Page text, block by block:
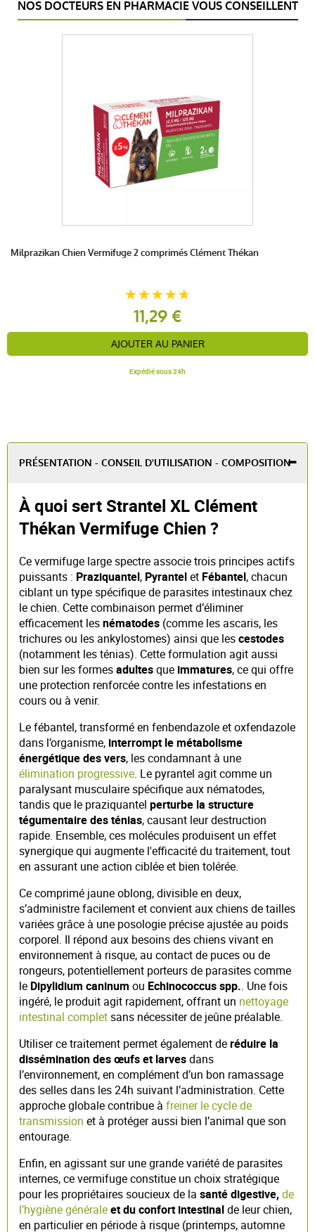
NOS DOCTEURS EN PHARMACIE VOUS CONSEILLENT
Milprazikan Chien Vermifuge 2 comprimés Clément Thékan
11,29 €
AJOUTER AU PANIER
Expédié sous 24h
PRÉSENTATION - CONSEIL D'UTILISATION - COMPOSITION
À quoi sert Strantel XL Clément
Thékan Vermifuge Chien ?
Ce vermifuge large spectre associe trois principes actifs
puissants : Praziquantel, Pyrantelet Fébantel, chacun
ciblant un type spécifique de parasites intestinaux chez
le chien. Cette combinaison permet d’éliminer
efficacement lesnématodes (comme les ascaris, les
trichures ou les ankylostomes) ainsi que lescestodes
(notamment les ténias). Cette formulation agit aussi
bien sur les formesadultesque immatures, ce qui offre
une protection renforcée contre les infestations en
cours ou à venir.
Le fébantel, transformé en fenbendazole et oxfendazole
dans l’organisme, interrompt le métabolisme
énergétique des vers, les condamnant à une
élimination progressive. Le pyrantel agit comme un
paralysant musculaire spécifique aux nématodes,
tandis que le praziquantel perturbe la structure
tégumentaire des ténias, causant leur destruction
rapide. Ensemble, ces molécules produisent un effet
synergique qui augmente l'efficacité du traitement, tout
en assurant une action ciblée et bien tolérée.
Ce comprimé jaune oblong, divisible en deux,
s’administre facilement et convient aux chiens de tailles
variées grâce à une posologie précise ajustée au poids
corporel. Il répond aux besoins des chiens vivant en
environnement à risque, au contact de puces ou de
rongeurs, potentiellement porteurs de parasites comme
le Dipylidium caninum ou Echinococcus spp.. Une fois
ingéré, le produit agit rapidement, offrant un nettoyage
intestinal completsans nécessiter de jeûne préalable.
Utiliser ce traitement permet également deréduire la
dissémination des œufs et larvesdans
l’environnement, en complément d’un bon ramassage
des selles dans les 24h suivant l’administration. Cette
approche globale contribue à freiner le cycle de
transmission et à protéger aussi bien l’animal que son
entourage.
Enfin, en agissant sur une grande variété de parasites
internes, ce vermifuge constitue un choix stratégique
pour les propriétaires soucieux de la santé digestive, de
l’hygiène généraleet du confort intestinalde leur chien,
en particulier en période à risque (printemps, automne